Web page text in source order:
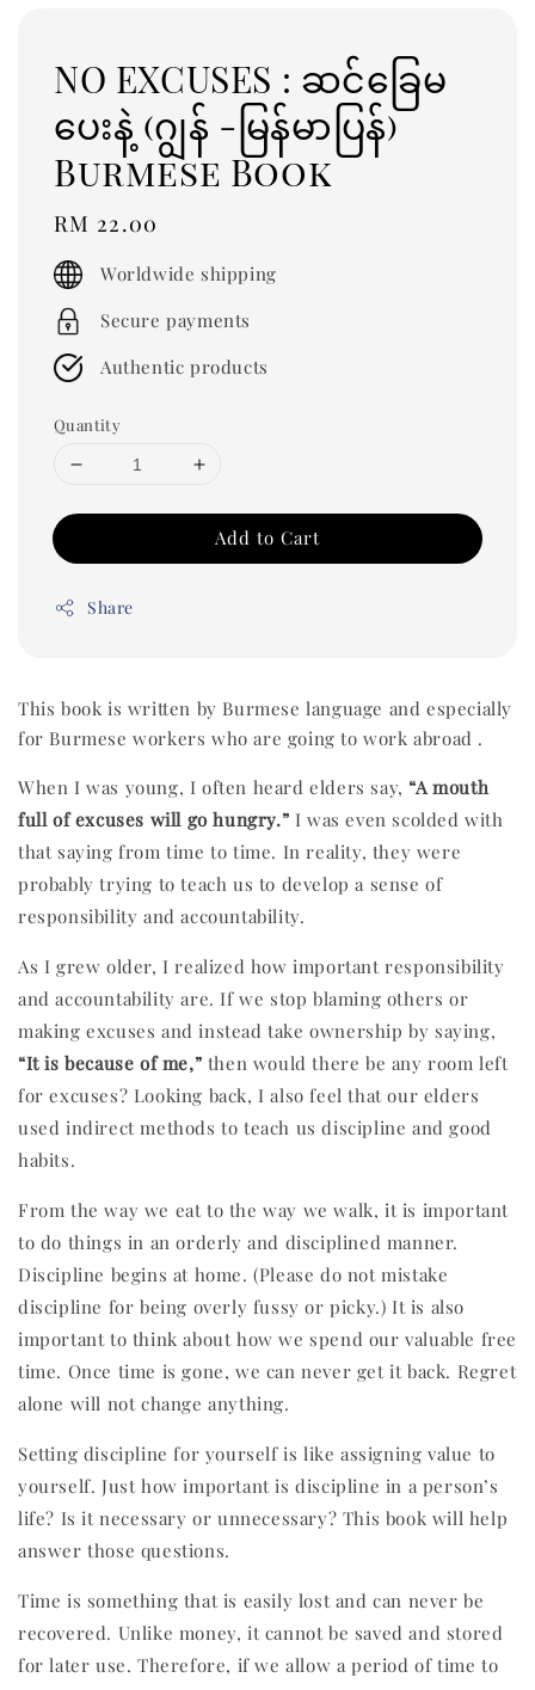
NO EXCUSES : ဆင်ခြေမ
ပေးနဲ့ (ဂျွန် -မြန်မာပြန်)
Burmese Book
Regular
price
RM 22.00
Worldwide shipping
Secure payments
Authentic products
Quantity
Add to Cart
Share
This book is written by Burmese language and especially
for Burmese workers who are going to work abroad .
When I was young, I often heard elders say, “A mouth
full of excuses will go hungry.” I was even scolded with
that saying from time to time. In reality, they were
probably trying to teach us to develop a sense of
responsibility and accountability.
As I grew older, I realized how important responsibility
and accountability are. If we stop blaming others or
making excuses and instead take ownership by saying,
“It is because of me,” then would there be any room left
for excuses? Looking back, I also feel that our elders
used indirect methods to teach us discipline and good
habits.
From the way we eat to the way we walk, it is important
to do things in an orderly and disciplined manner.
Discipline begins at home. (Please do not mistake
discipline for being overly fussy or picky.) It is also
important to think about how we spend our valuable free
time. Once time is gone, we can never get it back. Regret
alone will not change anything.
Setting discipline for yourself is like assigning value to
yourself. Just how important is discipline in a person’s
life? Is it necessary or unnecessary? This book will help
answer those questions.
Time is something that is easily lost and can never be
recovered. Unlike money, it cannot be saved and stored
for later use. Therefore, if we allow a period of time to